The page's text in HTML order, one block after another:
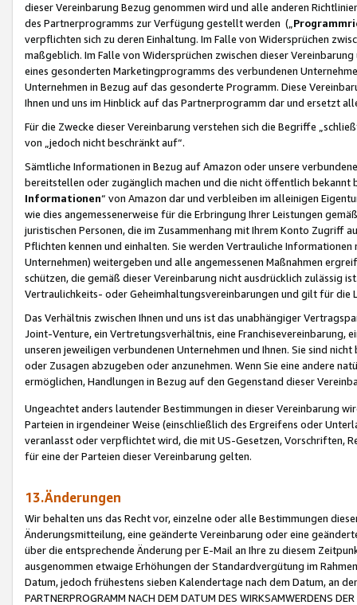
dieser Vereinbarung Bezug genommen wird und alle anderen
des Partnerprogramms zur Verfügung gestellt werden („
verpflichten sich zu deren Einhaltung. Im Falle von Widersprüchen
maßgeblich. Im Falle von Widersprüchen zwischen dieser
eines gesonderten Marketingprogramms des verbundenen
Unternehmen in Bezug auf das gesonderte Programm. Diese
Ihnen und uns im Hinblick auf das Partnerprogramm dar und ersetzt
Für die Zwecke dieser Vereinbarung verstehen sich die Begriffe
von „jedoch nicht beschränkt auf“.
Sämtliche Informationen in Bezug auf Amazon oder unsere
bereitstellen oder zugänglich machen und die nicht öffentlich
Informationen“ von Amazon dar und verbleiben im alleinigen
wie dies angemessenerweise für die Erbringung Ihrer Leistungen
juristischen Personen, die im Zusammenhang mit Ihrem Konto
Pflichten kennen und einhalten. Sie werden Vertrauliche
Unternehmen) weitergeben und alle angemessenen Maßnahmen
schützen, die gemäß dieser Vereinbarung nicht ausdrücklich zulässig
Vertraulichkeits- oder Geheimhaltungsvereinbarungen und gilt für die
Das Verhältnis zwischen Ihnen und uns ist das unabhängiger
Joint-Venture, ein Vertretungsverhältnis, eine Franchisevereinbarung,
unseren jeweiligen verbundenen Unternehmen und Ihnen. Sie sind
oder Zusagen abzugeben oder anzunehmen. Wenn Sie eine andere
ermöglichen, Handlungen in Bezug auf den Gegenstand dieser
Ungeachtet anders lautender Bestimmungen in dieser Vereinbarung
Parteien in irgendeiner Weise (einschließlich des Ergreifens oder
veranlasst oder verpflichtet wird, die mit US-Gesetzen, Vorschriften,
für eine der Parteien dieser Vereinbarung gelten.
13.Änderungen
Wir behalten uns das Recht vor, einzelne oder alle Bestimmungen
Änderungsmitteilung, eine geänderte Vereinbarung oder eine
über die entsprechende Änderung per E-Mail an Ihre zu diesem
ausgenommen etwaige Erhöhungen der Standardvergütung im
Datum, jedoch frühestens sieben Kalendertage nach dem Datum, an
PARTNERPROGRAMM NACH DEM DATUM DES WIRKSAMWERDENS